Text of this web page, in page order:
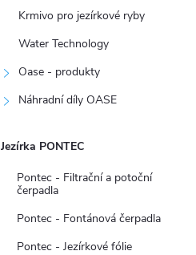
Krmivo pro jezírkové ryby
Water Technology
Oase - produkty
Náhradní díly OASE
Jezírka PONTEC
Pontec - Filtrační a potoční
čerpadla
Pontec - Fontánová čerpadla
Pontec - Jezírkové fólie